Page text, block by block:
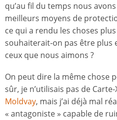
qu’au fil du temps nous
meilleurs moyens de
ce qui a rendu les choses
souhaiterait-on pas être plus
ceux que nous aimons ?
On peut dire la même chose
sûr, je n’utilisais pas de Carte-
Moldvay, mais j’ai déjà mal
« antagoniste » capable de